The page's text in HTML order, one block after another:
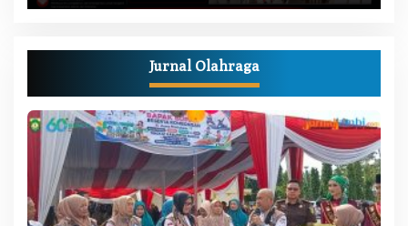
Jurnal Olahraga